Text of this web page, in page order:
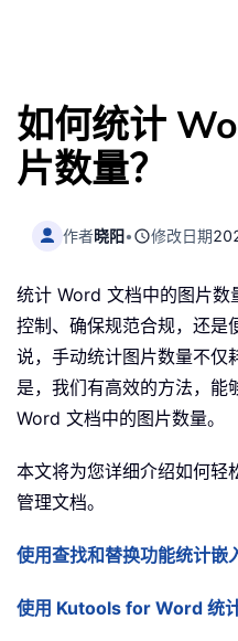
如何统计
片数量？
作者晓阳• 修改日期
统计 Word 文档中的图片数
控制、确保规范合规，还是
说，手动统计图片数量不仅
是，我们有高效的方法，能
Word 文档中的图片数量。
本文将为您详细介绍如何轻
管理文档。
使用查找和替换功能统计嵌
使用 Kutools for Word 统